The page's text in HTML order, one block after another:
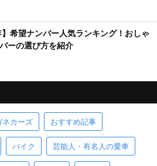
】希望ナンバー人気ランキング！おしゃ
ーの選び方を紹介
ネカーズ おすすめ記事
バイク 芸能人・有名人の愛車